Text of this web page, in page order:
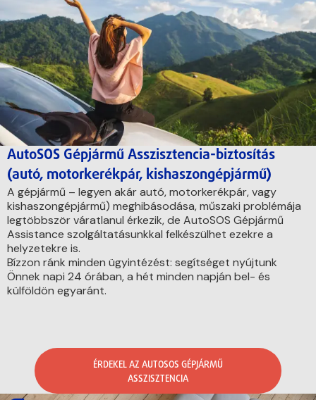
AutoSOS Gépjármű Asszisztencia-biztosítás
(autó, motorkerékpár, kishaszongépjármű)
A gépjármű – legyen akár autó, motorkerékpár, vagy
kishaszongépjármű) meghibásodása, műszaki problémája
legtöbbször váratlanul érkezik, de AutoSOS Gépjármű
Assistance szolgáltatásunkkal felkészülhet ezekre a
helyzetekre is.
Bízzon ránk minden ügyintézést: segítséget nyújtunk
Önnek napi 24 órában, a hét minden napján bel- és
külföldön egyaránt.
ÉRDEKEL AZ AUTOSOS GÉPJÁRMŰ
ASSZISZTENCIA